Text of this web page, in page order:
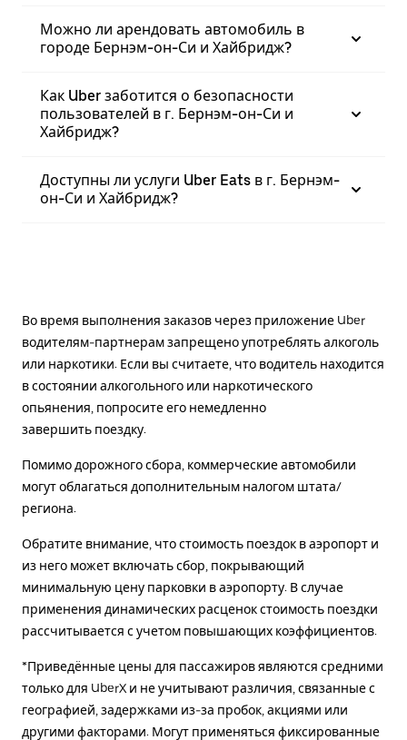
Можно ли арендовать автомобиль в
городе Бернэм-он-Си и Хайбридж?
Как Uber заботится о безопасности
пользователей в г. Бернэм-он-Си и
Хайбридж?
Доступны ли услуги Uber Eats в г. Бернэм-
он-Си и Хайбридж?
Во время выполнения заказов через приложение Uber
водителям-партнерам запрещено употреблять алкоголь
или наркотики. Если вы считаете, что водитель находится
в состоянии алкогольного или наркотического
опьянения, попросите его немедленно
завершить поездку.
Помимо дорожного сбора, коммерческие автомобили
могут облагаться дополнительным налогом штата/
региона.
Обратите внимание, что стоимость поездок в аэропорт и
из него может включать сбор, покрывающий
минимальную цену парковки в аэропорту. В случае
применения динамических расценок стоимость поездки
рассчитывается с учетом повышающих коэффициентов.
*Приведённые цены для пассажиров являются средними
только для UberX и не учитывают различия, связанные с
географией, задержками из-за пробок, акциями или
другими факторами. Могут применяться фиксированные